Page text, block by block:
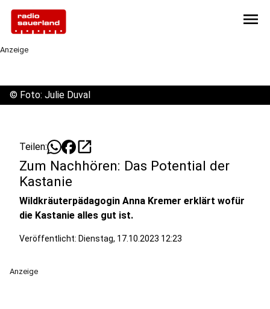
menu
Anzeige
© Foto: Julie Duval
Teilen: open_in_new
Zum Nachhören: Das Potential der
Kastanie
Wildkräuterpädagogin Anna Kremer erklärt wofür
die Kastanie alles gut ist.
Veröffentlicht: Dienstag, 17.10.2023 12:23
Anzeige